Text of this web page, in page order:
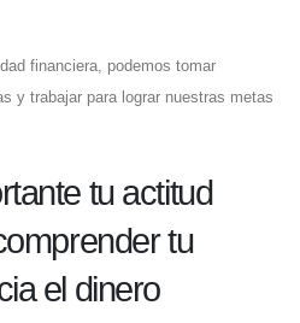
financiera, podemos tomar
y trabajar para lograr nuestras metas
tu actitud
tu
el dinero